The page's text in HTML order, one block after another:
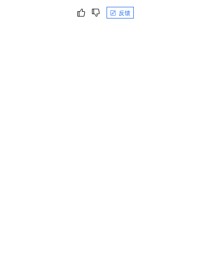
反馈